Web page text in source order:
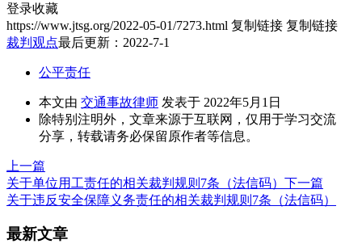
登录收藏
https://www.jtsg.org/2022-05-01/7273.html 复制链接 复制链接
裁判观点最后更新：2022-7-1
公平责任
本文由 交通事故律师 发表于 2022年5月1日
除特别注明外，文章来源于互联网，仅用于学习交流
分享，转载请务必保留原作者等信息。
上一篇
关于单位用工责任的相关裁判规则7条（法信码） 下一篇
关于违反安全保障义务责任的相关裁判规则7条（法信码）
最新文章